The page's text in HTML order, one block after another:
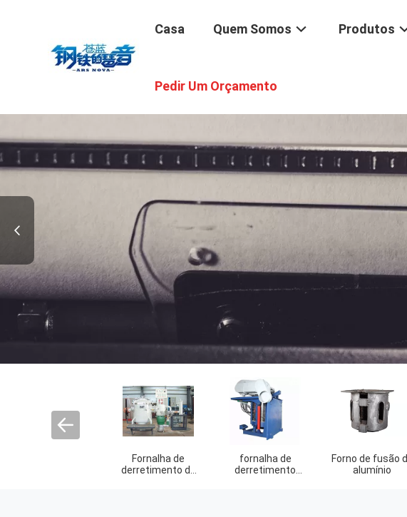
Casa Quem Somos Produtos
Pedir Um Orçamento
Fornalha de alta
temperatura
Caldeira de água
quente industrial
Caldeiras a gás